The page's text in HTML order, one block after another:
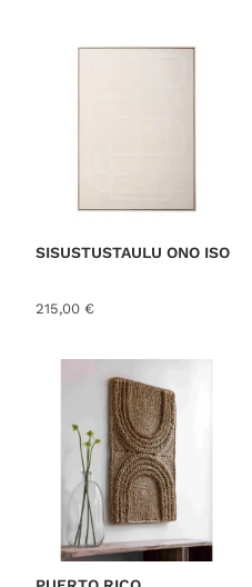
SISUSTUSTAULU ONO ISO
215,00 €